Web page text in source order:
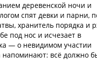
деревенской ночи и
спят девки и парни,
хранитель порядка и
под нос и исчезает в
— о невидимом участии
напоминают: всё должно